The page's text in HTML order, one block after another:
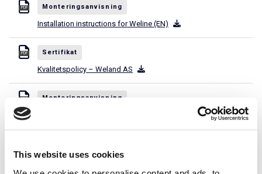
This website uses cookies
PDF Monteringsanvisning
Installation instructions for Weline (EN)
PDF Sertifikat
Kvalitetspolicy – Weland AS
PDF Monteringsanvisning
MA1001 Belastningstabell